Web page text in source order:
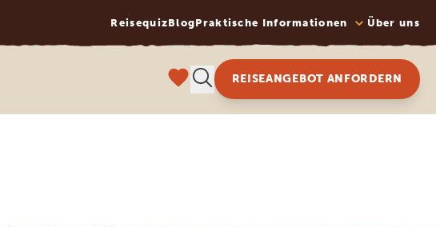
ReisequizBlogPraktische Informationen Über uns
REISEANGEBOT ANFORDERN